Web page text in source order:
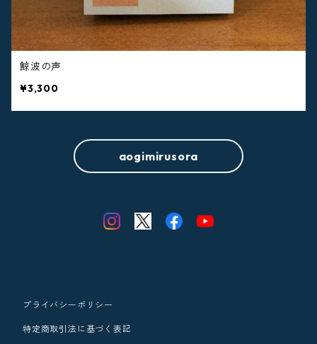
鯨波の声
¥3,300
aogimirusora
プライバシーポリシー
特定商取引法に基づく表記